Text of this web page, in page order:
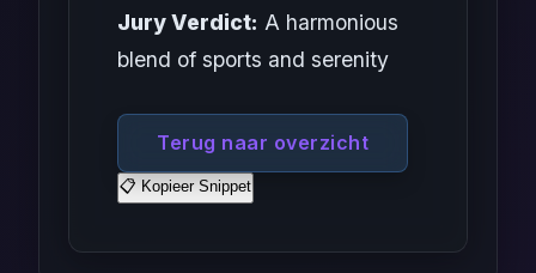
Jury Verdict: A harmonious
blend of sports and serenity
Terug naar overzicht
📋 Kopieer Snippet